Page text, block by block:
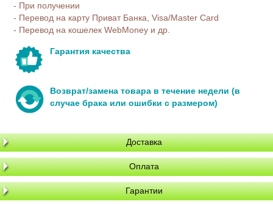
- При получении
- Перевод на карту Приват Банка, Visa/Master Card
- Перевод на кошелек WebMoney и др.
Гарантия качества
Возврат/замена товара в течение недели (в
случае брака или ошибки с размером)
Доставка
Оплата
Гарантии